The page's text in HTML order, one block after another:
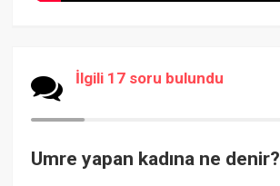
İlgili 17 soru bulundu
Umre yapan kadına ne denir?